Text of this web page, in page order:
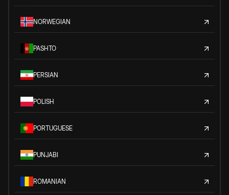
NORWEGIAN
PASHTO
PERSIAN
POLISH
PORTUGUESE
PUNJABI
ROMANIAN